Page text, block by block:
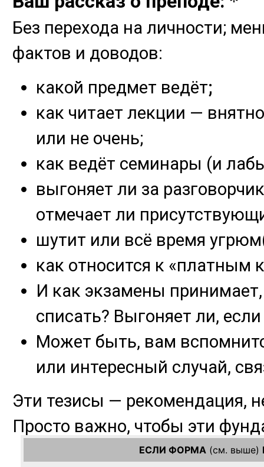
ЕСЛИ ФОРМА (см. выше)